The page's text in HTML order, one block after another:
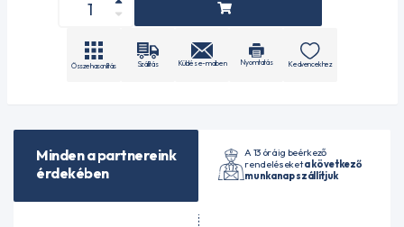
Összehasonlítás Szállítás Küldés e-mailben Nyomtatás Kedvencekhez
Minden a partnereink
érdekében
A 13 óráig beérkező
rendeléseketa következő
munkanap szállítjuk